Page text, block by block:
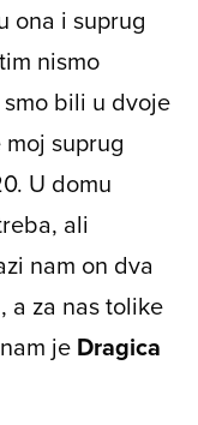
ona i suprug
nismo
bili u dvoje
suprug
U domu
ali
nam on dva
a za nas tolike
je Dragica